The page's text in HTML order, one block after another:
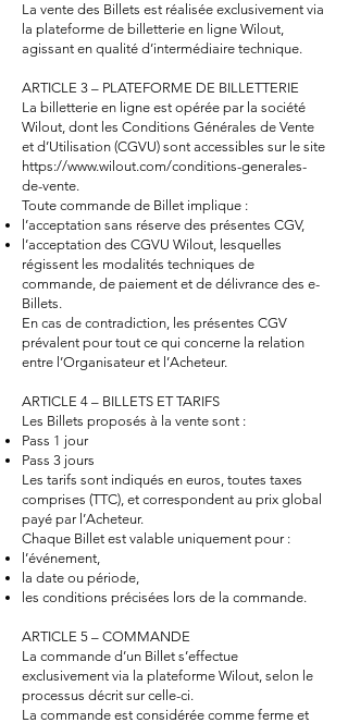
La vente des Billets est réalisée exclusivement via
la plateforme de billetterie en ligne Wilout,
agissant en qualité d’intermédiaire technique.
ARTICLE 3 – PLATEFORME DE BILLETTERIE
La billetterie en ligne est opérée par la société
Wilout, dont les Conditions Générales de Vente
et d’Utilisation (CGVU) sont accessibles sur le site
https://www.wilout.com/conditions-generales-
de-vente.
Toute commande de Billet implique :
l’acceptation sans réserve des présentes CGV,
l’acceptation des CGVU Wilout, lesquelles
régissent les modalités techniques de
commande, de paiement et de délivrance des e-
Billets.
En cas de contradiction, les présentes CGV
prévalent pour tout ce qui concerne la relation
entre l’Organisateur et l’Acheteur.
ARTICLE 4 – BILLETS ET TARIFS
Les Billets proposés à la vente sont :
Pass 1 jour
Pass 3 jours
Les tarifs sont indiqués en euros, toutes taxes
comprises (TTC), et correspondent au prix global
payé par l’Acheteur.
Chaque Billet est valable uniquement pour :
l’événement,
la date ou période,
les conditions précisées lors de la commande.
ARTICLE 5 – COMMANDE
La commande d’un Billet s’effectue
exclusivement via la plateforme Wilout, selon le
processus décrit sur celle-ci.
La commande est considérée comme ferme et